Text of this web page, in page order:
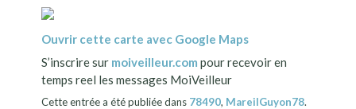
Ouvrir cette carte avec Google Maps
S’inscrire sur moiveilleur.com pour recevoir en
temps reel les messages MoiVeilleur
Cette entrée a été publiée dans 78490, MareilGuyon78.